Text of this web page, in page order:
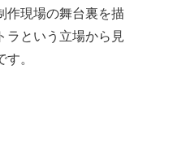
作現場の舞台裏を描
ラという立場から見
。